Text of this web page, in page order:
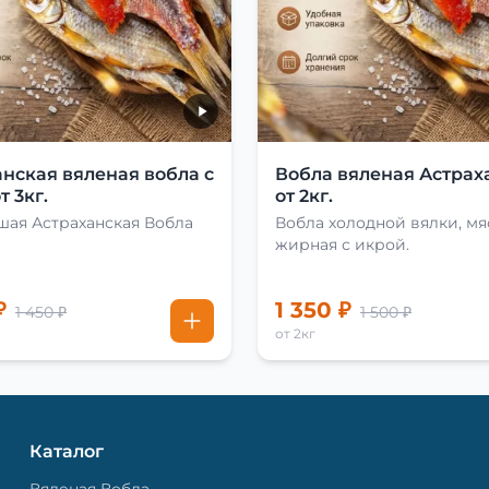
вяленая вобла с
3кг.
Астраханская Вобла
1 450 ₽
Вобла вяленая
от 2кг.
Вобла холодной вялки,
жирная с икрой.
1 350 ₽ 1 500 ₽
от 2кг
Каталог